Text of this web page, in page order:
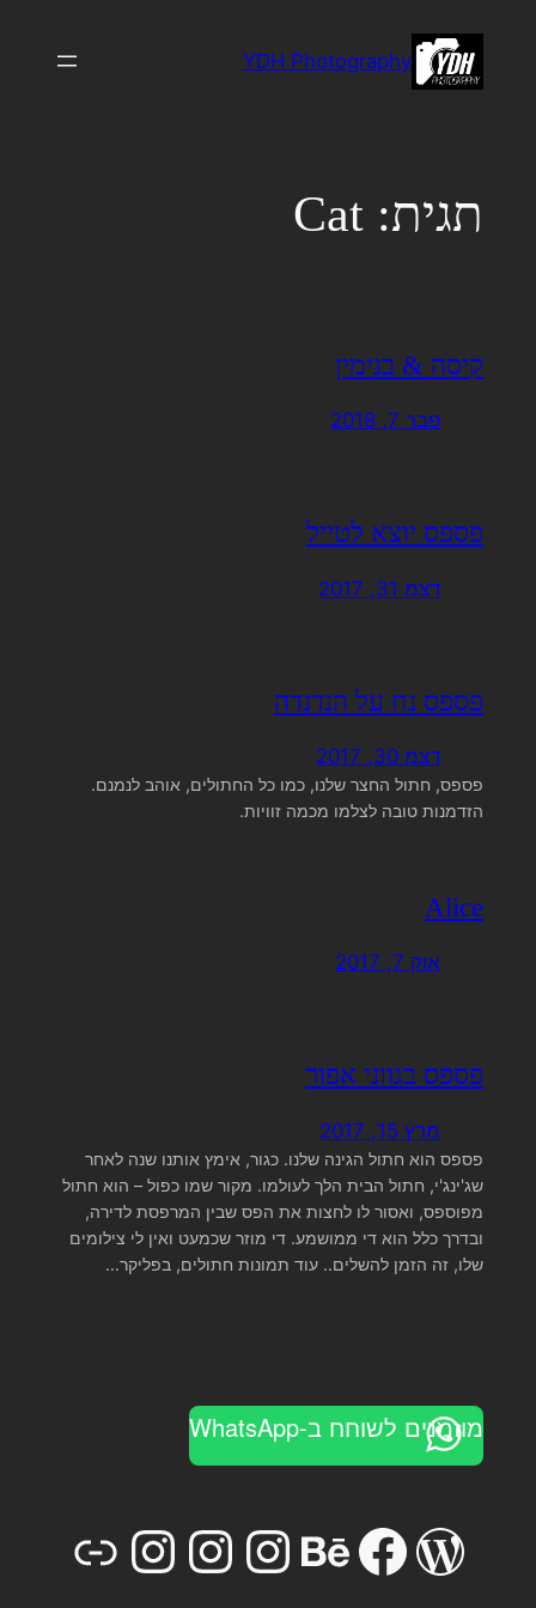
YDH Photography
תגית: Cat
קיסה & בנימין
פבר 7, 2018
פספס יוצא לטייל
דצמ 31, 2017
פספס נח על הנדנדה
דצמ 30, 2017
פספס, חתול החצר שלנו, כמו כל החתולים, אוהב לנמנם.
הזדמנות טובה לצלמו מכמה זוויות.
Alice
אוק 7, 2017
פספס בגווני אפור
מרץ 15, 2017
פספס הוא חתול הגינה שלנו. כגור, אימץ אותנו שנה לאחר
שג'ינג'י, חתול הבית הלך לעולמו. מקור שמו כפול – הוא חתול
מפוספס, ואסור לו לחצות את הפס שבין המרפסת לדירה,
ובדרך כלל הוא די ממושמע. די מוזר שכמעט ואין לי צילומים
שלו, זה הזמן להשלים.. עוד תמונות חתולים, בפליקר…
מוזמנים לשוחח ב-WhatsApp
WordPress
Facebook
Behance
Instagram
Link